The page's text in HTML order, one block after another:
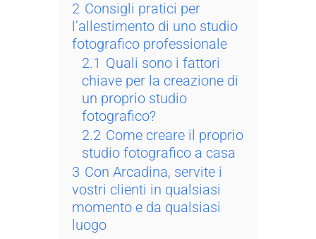
2 Consigli pratici per
l’allestimento di uno studio
fotografico professionale
2.1 Quali sono i fattori
chiave per la creazione di
un proprio studio
fotografico?
2.2 Come creare il proprio
studio fotografico a casa
3 Con Arcadina, servite i
vostri clienti in qualsiasi
momento e da qualsiasi
luogo